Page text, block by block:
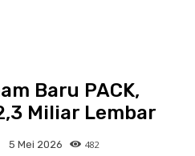
Baru PACK,
Miliar Lembar
5 Mei 2026 482